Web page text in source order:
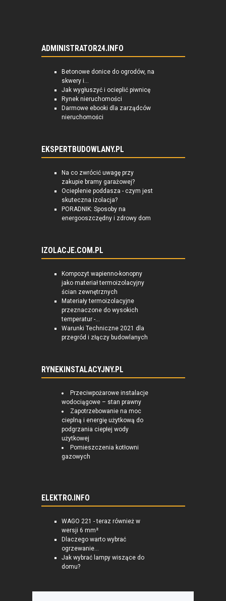
ADMINISTRATOR24.INFO
Betonowe donice do ogrodów, na
skwery i...
Jak wygłuszyć i ocieplić piwnicę
Rynek nieruchomości
Darmowe ebooki dla zarządców
nieruchomości
EKSPERTBUDOWLANY.PL
Na co zwrócić uwagę przy
zakupie bramy garażowej?
Ocieplenie poddasza - czym jest
skuteczna izolacja?
PORADNIK: Sposoby na
energooszczędny i zdrowy dom
IZOLACJE.COM.PL
Kompozyt wapienno-konopny
jako materiał termoizolacyjny
ścian zewnętrznych
Materiały termoizolacyjne
przeznaczone do wysokich
temperatur -...
Warunki Techniczne 2021 dla
przegród i złączy budowlanych
RYNEKINSTALACYJNY.PL
Przeciwpożarowe instalacje
wodociągowe – stan prawny
Zapotrzebowanie na moc
cieplną i energię użytkową do
podgrzania ciepłej wody
użytkowej
Pomieszczenia kotłowni
gazowych
ELEKTRO.INFO
WAGO 221 - teraz również w
wersji 6 mm²
Dlaczego warto wybrać
ogrzewanie...
Jak wybrać lampy wiszące do
domu?